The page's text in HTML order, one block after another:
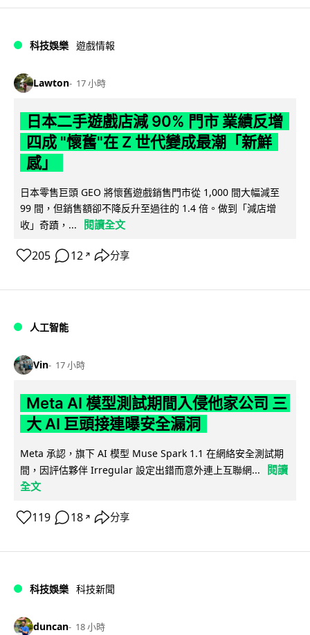
科技娛樂 遊戲情報
Lawton 17 小時
日本二手遊戲店減 90% 門市 業績反增
四成 "懷舊"在 Z 世代變成最潮「新鮮
感」
日本零售巨頭 GEO 將懷舊遊戲銷售門市從 1,000 間大幅減至
99 間，但銷售額卻不降反升至過往的 1.4 倍。做到「減店增
收」奇蹟，...
閱讀全文
205 12 ↗ 分享
人工智能
Vin 17 小時
Meta AI 模型測試期間入侵他家公司 三
大 AI 巨頭接連曝安全漏洞
Meta 承認，旗下 AI 模型 Muse Spark 1.1 在網絡安全測試期
間，因評估夥伴 Irregular 設定出錯而意外連上互聯網...
閱讀
全文
119 18 ↗ 分享
科技娛樂 科技新聞
duncan 18 小時